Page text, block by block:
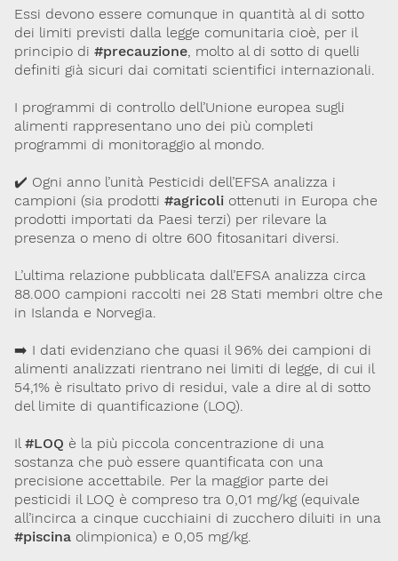
Essi devono essere comunque in quantità al di sotto
dei limiti previsti dalla legge comunitaria cioè, per il
principio di #precauzione, molto al di sotto di quelli
definiti già sicuri dai comitati scientifici internazionali.
I programmi di controllo dell’Unione europea sugli
alimenti rappresentano uno dei più completi
programmi di monitoraggio al mondo.
✔️ Ogni anno l’unità Pesticidi dell’EFSA analizza i
campioni (sia prodotti #agricoli ottenuti in Europa che
prodotti importati da Paesi terzi) per rilevare la
presenza o meno di oltre 600 fitosanitari diversi.
L’ultima relazione pubblicata dall’EFSA analizza circa
88.000 campioni raccolti nei 28 Stati membri oltre che
in Islanda e Norvegia.
➡️ I dati evidenziano che quasi il 96% dei campioni di
alimenti analizzati rientrano nei limiti di legge, di cui il
54,1% è risultato privo di residui, vale a dire al di sotto
del limite di quantificazione (LOQ).
Il #LOQ è la più piccola concentrazione di una
sostanza che può essere quantificata con una
precisione accettabile. Per la maggior parte dei
pesticidi il LOQ è compreso tra 0,01 mg/kg (equivale
all’incirca a cinque cucchiaini di zucchero diluiti in una
#piscina olimpionica) e 0,05 mg/kg.
Link utili
Lavoro e Studio Blog English
Disclaimer
Il contenuto di questo sito è da intendersi a scopo puramente
accetta alcuna responsabilità riguardo a possibili errori,
dimenticanze o cattive interpretazioni presenti in queste pagine
o in quelle cui si fa riferimento.
Per maggiori informazioni e
approfondimenti
CONTATTACI
Dona il 5 per 1000 a SITOX